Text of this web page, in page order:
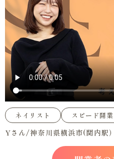
ネイリスト スピード開業
Yさん/神奈川県横浜市(関内駅